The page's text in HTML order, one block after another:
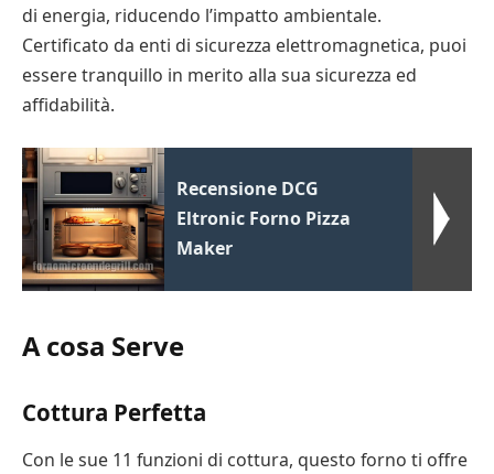
di energia, riducendo l’impatto ambientale.
Certificato da enti di sicurezza elettromagnetica, puoi
essere tranquillo in merito alla sua sicurezza ed
affidabilità.
Recensione DCG
Eltronic Forno Pizza
Maker
A cosa Serve
Cottura Perfetta
Con le sue 11 funzioni di cottura, questo forno ti offre